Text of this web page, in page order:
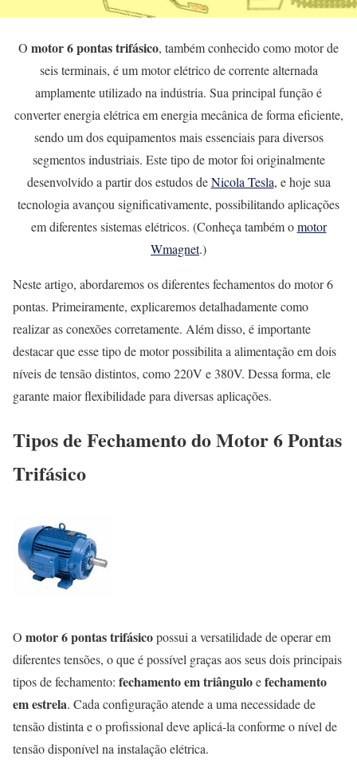
O motor 6 pontas trifásico, também conhecido como motor de
seis terminais, é um motor elétrico de corrente alternada
amplamente utilizado na indústria. Sua principal função é
converter energia elétrica em energia mecânica de forma eficiente,
sendo um dos equipamentos mais essenciais para diversos
segmentos industriais. Este tipo de motor foi originalmente
desenvolvido a partir dos estudos deNicola Tesla, e hoje sua
tecnologia avançou significativamente, possibilitando aplicações
em diferentes sistemas elétricos. (Conheça também omotor
Wmagnet.)
Neste artigo, abordaremos os diferentes fechamentos do motor 6
pontas. Primeiramente, explicaremos detalhadamente como
realizar as conexões corretamente. Além disso, é importante
destacar que esse tipo de motor possibilita a alimentação em dois
níveis de tensão distintos, como 220V e 380V. Dessa forma, ele
garante maior flexibilidade para diversas aplicações.
Tipos de Fechamento do Motor 6 Pontas
Trifásico
O motor 6 pontas trifásicopossui a versatilidade de operar em
diferentes tensões, o que é possível graças aos seus dois principais
tipos de fechamento: fechamento em triânguloefechamento
em estrela. Cada configuração atende a uma necessidade de
tensão distinta e o profissional deve aplicá-la conforme o nível de
tensão disponível na instalação elétrica.